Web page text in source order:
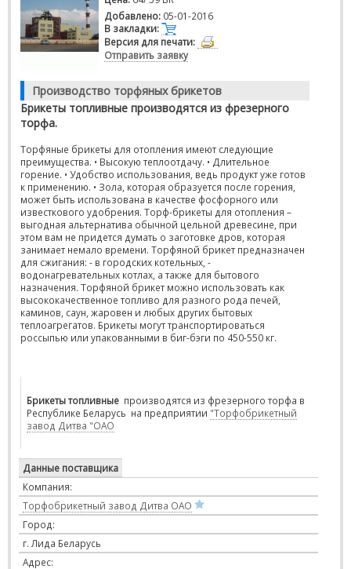
Добавлено: 05-01-2016
В закладки:
Версия для печати:
Отправить заявку
Производство торфяных брикетов
Брикеты топливные производятся из фрезерного
торфа.
Торфяные брикеты для отопления имеют следующие
преимущества. • Высокую теплоотдачу. • Длительное
горение. • Удобство использования, ведь продукт уже готов
к применению. • Зола, которая образуется после горения,
может быть использована в качестве фосфорного или
известкового удобрения. Торф-брикеты для отопления –
выгодная альтернатива обычной цельной древесине, при
этом вам не придется думать о заготовке дров, которая
занимает немало времени. Торфяной брикет предназначен
для сжигания: - в городских котельных, -
водонагревательных котлах, а также для бытового
назначения. Торфяной брикет можно использовать как
высококачественное топливо для разного рода печей,
каминов, саун, жаровен и любых других бытовых
теплоагрегатов. Брикеты могут транспортироваться
россыпью или упакованными в биг-бэги по 450-550 кг.
Брикеты топливные производятся из фрезерного торфа в
Республике Беларусь на предприятии "Торфобрикетный
завод Дитва "ОАО
Данные поставщика
Компания:
Торфобрикетный завод Дитва ОАО
Город:
г. Лида Беларусь
Адрес: